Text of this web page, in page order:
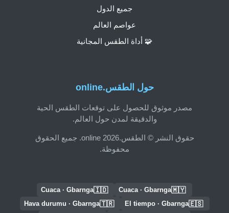
حول الطقس.online
مصدر موثوق للحصول على توقعات الطقس الحية
والدقيقة لمدن حول العالم.
حقوق النشر © الطقس.online 2026. جميع الحقوق
محفوظة.
جميع الدول
عواصم العالم
🧩 أداة الطقس المجانية
🇲🇾
Cuaca · Gbarnga
🇮🇩
Cuaca · Gbarnga
🇪🇸
El tiempo · Gbarnga
🇹🇷
Hava durumu · Gbarnga